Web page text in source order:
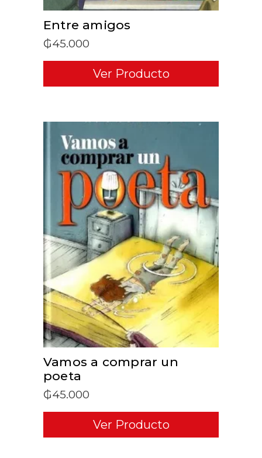
Entre amigos
₲45.000
Ver Producto
ADD TO CART
Vamos a comprar un
poeta
₲45.000
Ver Producto